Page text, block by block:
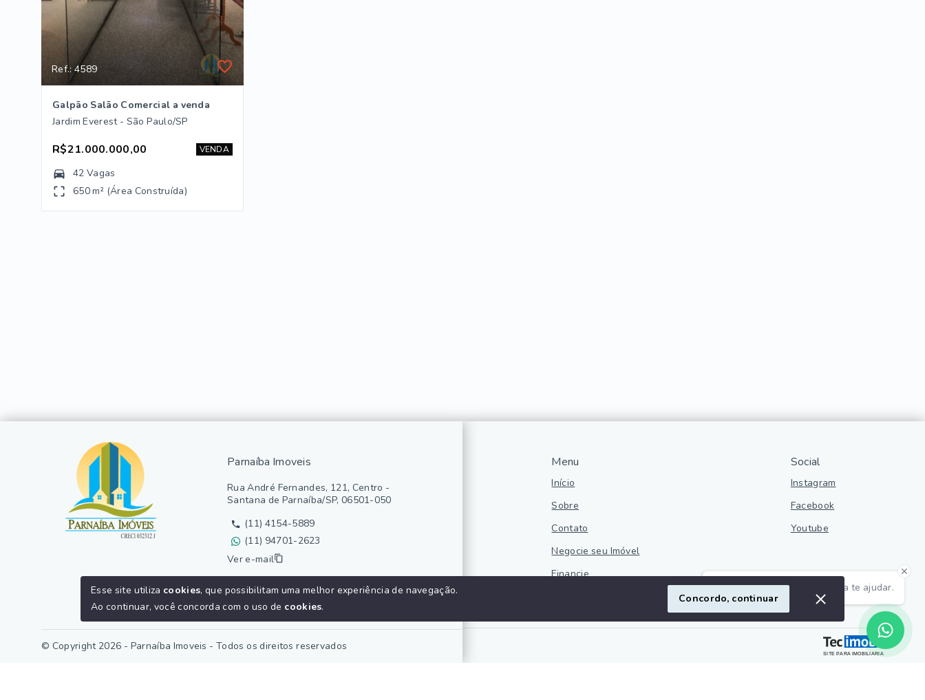
Ref.: 4589
Galpão Salão Comercial a venda
Jardim Everest - São Paulo/SP
R$21.000.000,00 VENDA
42 Vagas
650 m² (Área Construída)
Olá! Estamos disponíveis para te ajudar.
Menu
Início
Sobre
Contato
Negocie seu Imóvel
Financie
Social
Instagram
Facebook
Youtube
SITE PARA IMOBILIARIA
Parnaíba Imoveis
Rua André Fernandes, 121, Centro -
Santana de Parnaíba/SP, 06501-050
(11) 4154-5889
(11) 94701-2623
Ver e-mail
© Copyright 2026 - Parnaíba Imoveis - Todos os direitos reservados
Esse site utiliza cookies, que possibilitam uma melhor experiência de navegação.
Ao continuar, você concorda com o uso de cookies.
Concordo, continuar